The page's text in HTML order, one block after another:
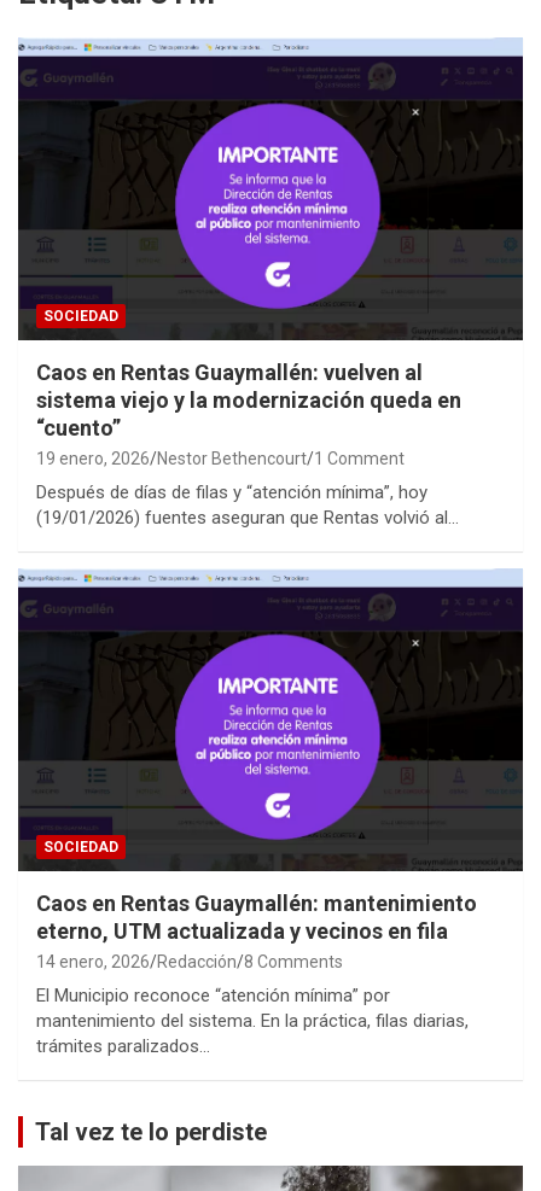
SOCIEDAD
Caos en Rentas Guaymallén: vuelven al
sistema viejo y la modernización queda en
“cuento”
19 enero, 2026 Nestor Bethencourt 1 Comment
Después de días de filas y “atención mínima”, hoy
(19/01/2026) fuentes aseguran que Rentas volvió al…
SOCIEDAD
Caos en Rentas Guaymallén: mantenimiento
eterno, UTM actualizada y vecinos en fila
14 enero, 2026 Redacción 8 Comments
El Municipio reconoce “atención mínima” por
mantenimiento del sistema. En la práctica, filas diarias,
trámites paralizados…
Tal vez te lo perdiste